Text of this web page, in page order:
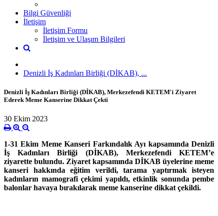
Bilgi Güvenliği
İletişim
İletişim Formu
İletişim ve Ulaşım Bilgileri
Denizli İş Kadınları Birliği (DİKAB), ...
Denizli İş Kadınları Birliği (DİKAB), Merkezefendi KETEM'i Ziyaret
Ederek Meme Kanserine Dikkat Çekti
30 Ekim 2023
1-31 Ekim Meme Kanseri Farkındalık Ayı kapsamında Denizli
İş Kadınları Birliği (DİKAB), Merkezefendi KETEM’e
ziyarette bulundu. Ziyaret kapsamında DİKAB üyelerine meme
kanseri hakkında eğitim verildi, tarama yaptırmak isteyen
kadınların mamografi çekimi yapıldı, etkinlik sonunda pembe
balonlar havaya bırakılarak meme kanserine dikkat çekildi.